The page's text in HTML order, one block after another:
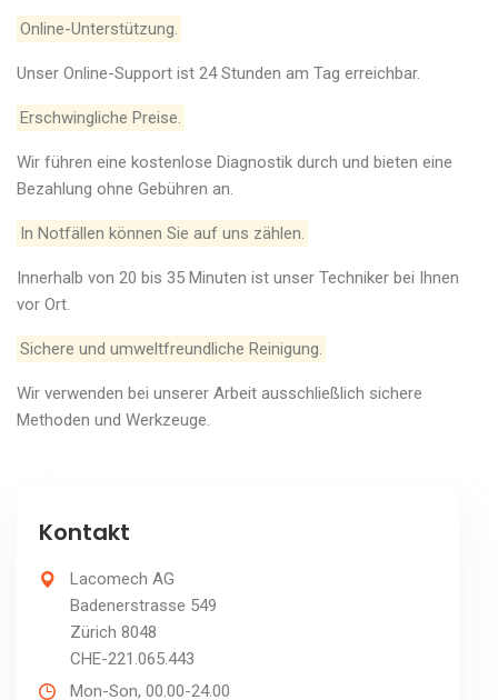
Online-Unterstützung.
Unser Online-Support ist 24 Stunden am Tag erreichbar.
Erschwingliche Preise.
Wir führen eine kostenlose Diagnostik durch und bieten eine
Bezahlung ohne Gebühren an.
In Notfällen können Sie auf uns zählen.
Innerhalb von 20 bis 35 Minuten ist unser Techniker bei Ihnen
vor Ort.
Sichere und umweltfreundliche Reinigung.
Wir verwenden bei unserer Arbeit ausschließlich sichere
Methoden und Werkzeuge.
Kontakt
Lacomech AG
Badenerstrasse 549
Zürich 8048
CHE-221.065.443
Mon-Son, 00.00-24.00